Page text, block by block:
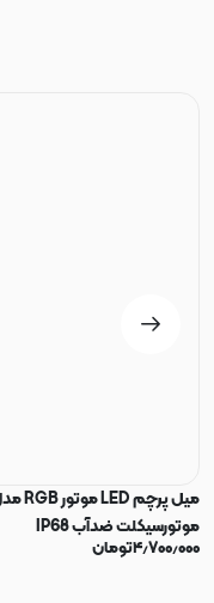
موتورسیکلت ضدآب IP68
۴٫۷۰۰٫۰۰۰تومان